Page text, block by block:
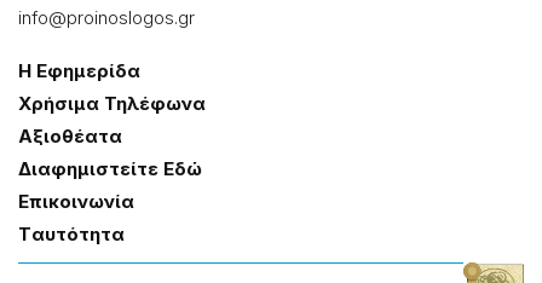
info@proinoslogos.gr
Η Εφημερίδα
Χρήσɩμα Τηλέφωνα
Αξɩοθέατα
Δɩαφημɩστείτε Εδώ
Επɩκοɩνωνία
Tαυτότητα